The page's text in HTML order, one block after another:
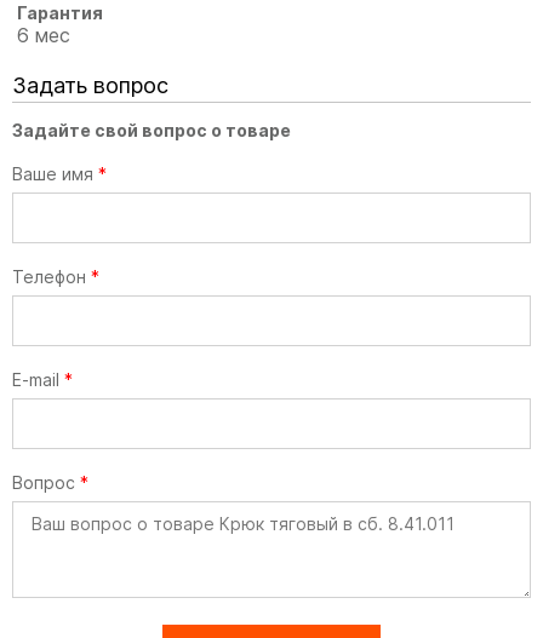
Гарантия
6 мес
Задать вопрос
Задайте свой вопрос о товаре
Ваше имя *
Телефон *
E-mail *
Вопрос *